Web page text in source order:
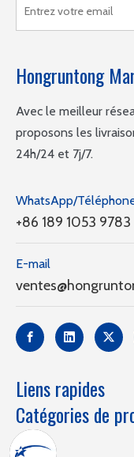
Hongruntong
Avec le meilleur
proposons les
24h/24 et 7j/7.
WhatsApp/
+86 189 1053 9783
E-mail
Liens rapides
Catégories de